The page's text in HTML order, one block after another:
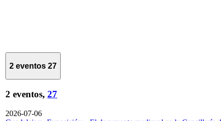
2 eventos 27
2 eventos, 27
2026-07-06